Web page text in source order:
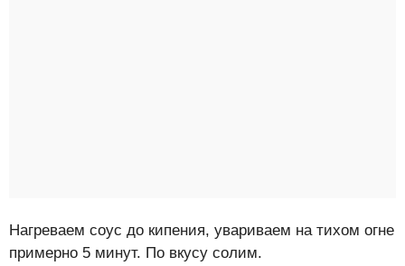
Нагреваем соус до кипения, увариваем на тихом огне
примерно 5 минут. По вкусу солим.